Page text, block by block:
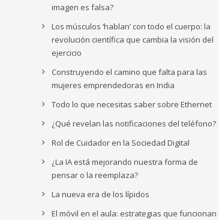
imagen es falsa?
Los músculos ‘hablan’ con todo el cuerpo: la
revolución científica que cambia la visión del
ejercicio
Construyendo el camino que falta para las
mujeres emprendedoras en India
Todo lo que necesitas saber sobre Ethernet
¿Qué revelan las notificaciones del teléfono?
Rol de Cuidador en la Sociedad Digital
¿La IA está mejorando nuestra forma de
pensar o la reemplaza?
La nueva era de los lípidos
El móvil en el aula: estrategias que funcionan